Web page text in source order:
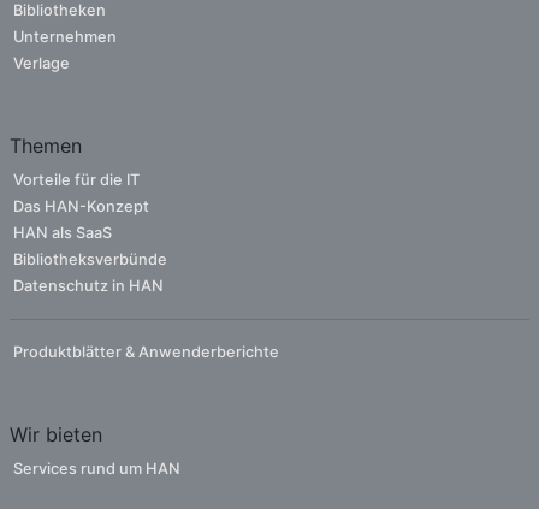
Bibliotheken
Unternehmen
Verlage
Themen
Vorteile für die IT
Das HAN-Konzept
HAN als SaaS
Bibliotheksverbünde
Datenschutz in HAN
Produktblätter & Anwenderberichte
Wir bieten
Services rund um HAN